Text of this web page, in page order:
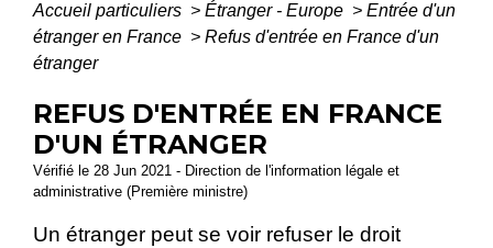
Accueil particuliers > Étranger - Europe > Entrée d'un
étranger en France > Refus d'entrée en France d'un
étranger
REFUS D'ENTRÉE EN FRANCE
D'UN ÉTRANGER
Vérifié le 28 Jun 2021 - Direction de l'information légale et
administrative (Première ministre)
Un étranger peut se voir refuser le droit